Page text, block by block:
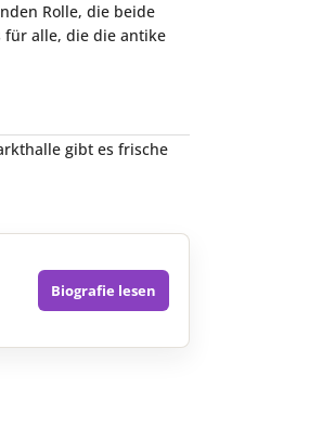
Rolle, die beide
für alle, die die antike
gibt es frische
Biografie lesen